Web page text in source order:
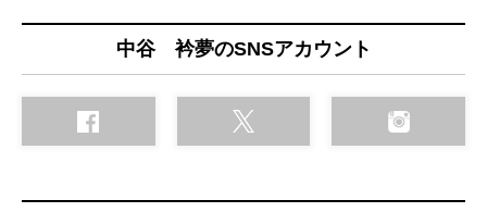
中谷 衿夢のSNSアカウント